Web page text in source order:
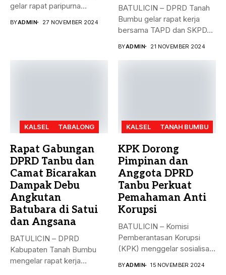
gelar rapat paripurna
BYADMIN 27 NOVEMBER 2024
BATULICIN – DPRD Tanah
Bumbu gelar rapat kerja
bersama TAPD dan SKPD...
BYADMIN 21 NOVEMBER 2024
KALSEL TABALONG
Rapat Gabungan
DPRD Tanbu dan
Camat Bicarakan
Dampak Debu
Angkutan
Batubara di Satui
dan Angsana
BATULICIN – DPRD
Kabupaten Tanah Bumbu
mengelar rapat kerja
KALSEL TANAH BUMBU
KPK Dorong
Pimpinan dan
Anggota DPRD
Tanbu Perkuat
Pemahaman Anti
Korupsi
BATULICIN – Komisi
Pemberantasan Korupsi
(KPK) menggelar sosialisasi
BYADMIN 15 NOVEMBER 2024